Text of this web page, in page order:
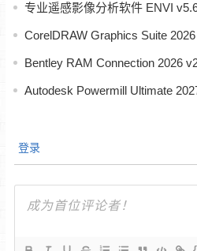
专业遥感影像分析软件 ENVI
CorelDRAW Graphics Suite
Bentley RAM Connection 2026
Autodesk Powermill Ultimate
登录